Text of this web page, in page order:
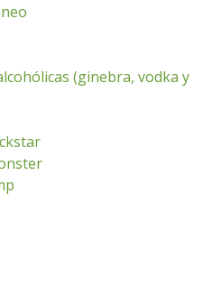
(ginebra, vodka y